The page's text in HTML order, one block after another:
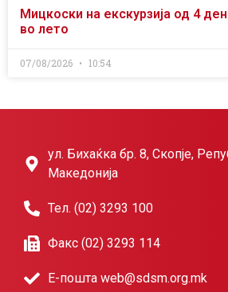
Мицкоски на екскурзија од 4
во лето
07/08/2026 10:54
ул. Бихаќка бр. 8, Скопје,
Македонија
Тел. (02) 3293 100
Факс (02) 3293 114
Е-пошта web@sdsm.org.mk